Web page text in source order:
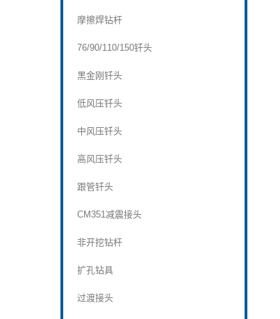
摩擦焊钻杆
76/90/110/150钎头
黑金刚钎头
低风压钎头
中风压钎头
高风压钎头
跟管钎头
CM351减震接头
非开挖钻杆
扩孔钻具
过渡接头